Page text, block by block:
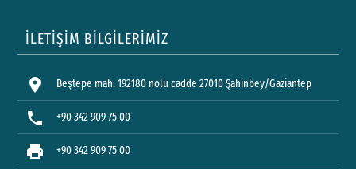
İLETİŞİM BİLGİLERİMİZ
location_on Beştepe mah. 192180 nolu cadde 27010 Şahinbey/Gaziantep
phone +90 342 909 75 00
print +90 342 909 75 00